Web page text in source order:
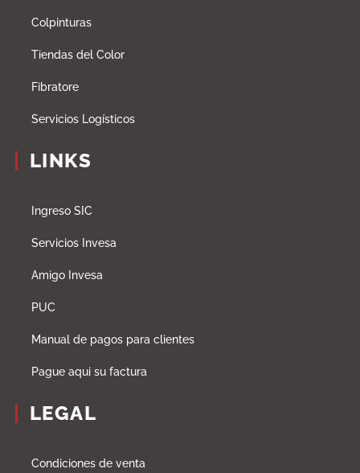
Colpinturas
Tiendas del Color
Fibratore
Servicios Logísticos
LINKS
Ingreso SIC
Servicios Invesa
Amigo Invesa
PUC
Manual de pagos para clientes
Pague aqui su factura
LEGAL
Condiciones de venta